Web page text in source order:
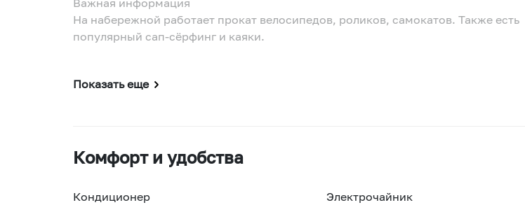
На набережной работает прокат велосипедов, роликов, самокатов. Также есть
популярный сап-сёрфинг и каяки.
Показать еще
Комфорт и удобства
Кондиционер
Электрочайник